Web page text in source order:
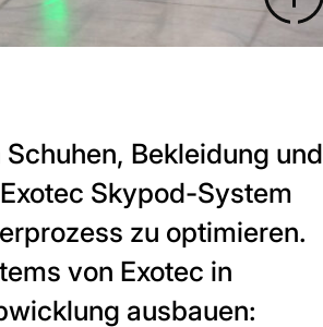
Bekleidung und
Skypod-System
zu optimieren.
von Exotec in
ausbauen: